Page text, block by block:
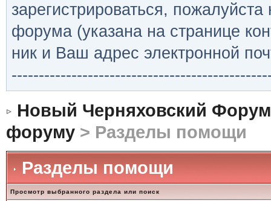
зарегистрироваться,
форума (указана на странице
ник и Ваш адрес электронной
Новый Черняховский Форум
форуму> Разделы помощи
Разделы помощи
Просмотр выбранного раздела или поиск